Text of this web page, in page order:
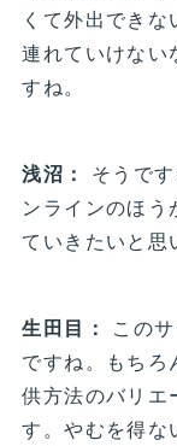
くて外出でき
連れていけない
すね。
浅沼：
そうで
ンラインのほう
ていきたいと思
生田目：
この
ですね。もちろ
供方法のバリエ
す。やむを得な